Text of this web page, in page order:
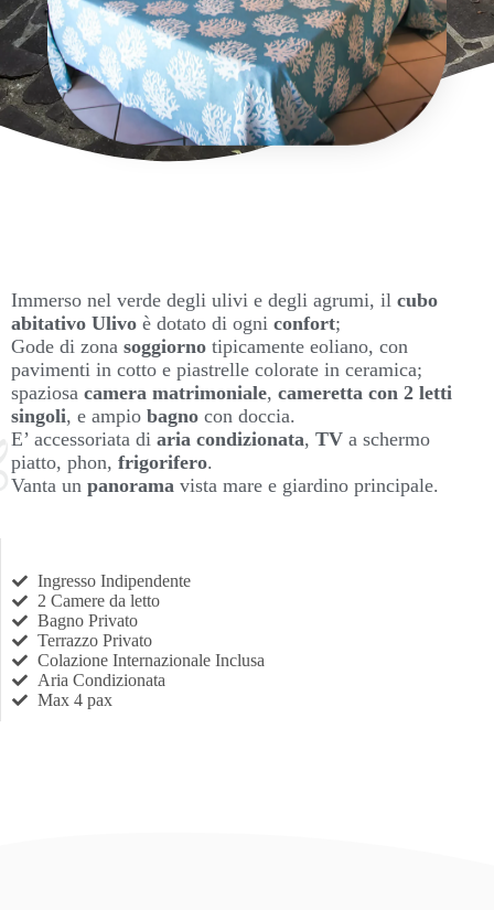
Immerso nel verde degli ulivi e degli agrumi, il cubo
abitativo Ulivo è dotato di ogni confort;
Gode di zona soggiorno tipicamente eoliano, con
pavimenti in cotto e piastrelle colorate in ceramica;
spaziosa camera matrimoniale, cameretta con 2 letti
singoli, e ampio bagno con doccia.
E’ accessoriata di aria condizionata, TV a schermo
piatto, phon, frigorifero.
Vanta un panorama vista mare e giardino principale.
Ingresso Indipendente
2 Camere da letto
Bagno Privato
Terrazzo Privato
Colazione Internazionale Inclusa
Aria Condizionata
Max 4 pax